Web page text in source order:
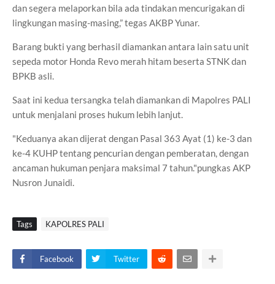
dan segera melaporkan bila ada tindakan mencurigakan di
lingkungan masing-masing,” tegas AKBP Yunar.
Barang bukti yang berhasil diamankan antara lain satu unit
sepeda motor Honda Revo merah hitam beserta STNK dan
BPKB asli.
Saat ini kedua tersangka telah diamankan di Mapolres PALI
untuk menjalani proses hukum lebih lanjut.
"Keduanya akan dijerat dengan Pasal 363 Ayat (1) ke-3 dan
ke-4 KUHP tentang pencurian dengan pemberatan, dengan
ancaman hukuman penjara maksimal 7 tahun."pungkas AKP
Nusron Junaidi.
Tags KAPOLRES PALI
Facebook Twitter